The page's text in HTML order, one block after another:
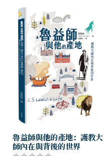
魯益師與他的產地：護教大
師內在與背後的世界